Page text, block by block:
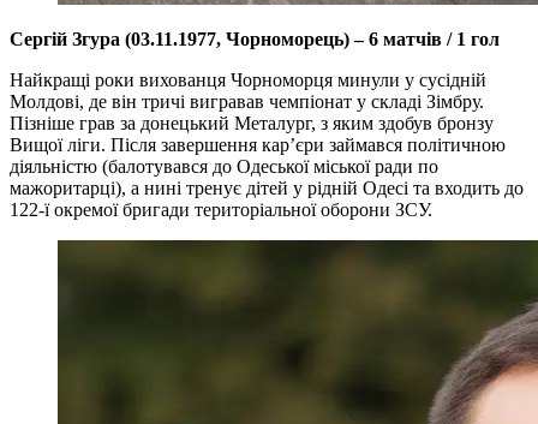
Сергій Згура (03.11.1977, Чорноморець) – 6 матчів / 1 гол
Найкращі роки вихованця Чорноморця минули у сусідній
Молдові, де він тричі вигравав чемпіонат у складі Зімбру.
Пізніше грав за донецький Металург, з яким здобув бронзу
Вищої ліги. Після завершення кар’єри займався політичною
діяльністю (балотувався до Одеської міської ради по
мажоритарці), а нині тренує дітей у рідній Одесі та входить до
122-ї окремої бригади територіальної оборони ЗСУ.